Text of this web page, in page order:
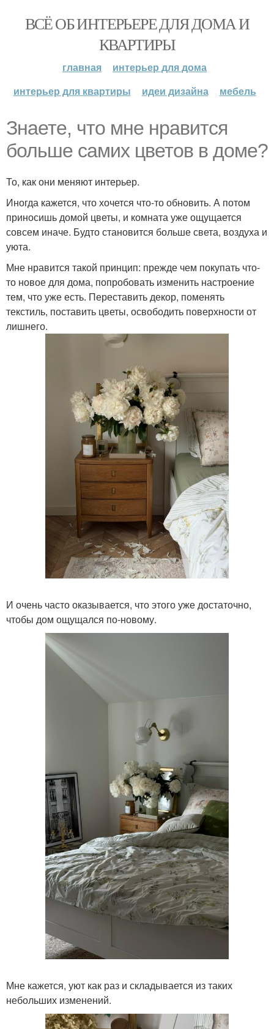
ВСЁ ОБ ИНТЕРЬЕРЕ ДЛЯ ДОМА И
КВАРТИРЫ
главная
интерьер для дома
интерьер для квартиры
идеи дизайна мебель
Знаете, что мне нравится
больше самих цветов в доме?
То, как они меняют интерьер.
Иногда кажется, что хочется что-то обновить. А потом
приносишь домой цветы, и комната уже ощущается
совсем иначе. Будто становится больше света, воздуха и
уюта.
Мне нравится такой принцип: прежде чем покупать что-
то новое для дома, попробовать изменить настроение
тем, что уже есть. Переставить декор, поменять
текстиль, поставить цветы, освободить поверхности от
лишнего.
И очень часто оказывается, что этого уже достаточно,
чтобы дом ощущался по-новому.
Мне кажется, уют как раз и складывается из таких
небольших изменений.